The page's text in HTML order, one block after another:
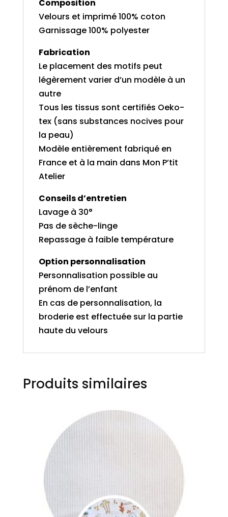
Composition
Velours et imprimé 100% coton
Garnissage 100% polyester
Fabrication
Le placement des motifs peut
légèrement varier d’un modèle à un
autre
Tous les tissus sont certifiés Oeko-
tex (sans substances nocives pour
la peau)
Modèle entièrement fabriqué en
France et à la main dans Mon P’tit
Atelier
Conseils d’entretien
Lavage à 30°
Pas de sèche-linge
Repassage à faible température
Option personnalisation
Personnalisation possible au
prénom de l’enfant
En cas de personnalisation, la
broderie est effectuée sur la partie
haute du velours
Produits similaires